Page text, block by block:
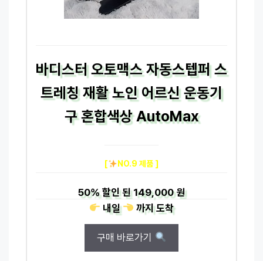
바디스터 오토맥스 자동스텝퍼 스
트레칭 재활 노인 어르신 운동기
구 혼합색상 AutoMax
[ NO.9 제품 ]
50%할인 된149,000 원
내일
까지도착
구매 바로가기